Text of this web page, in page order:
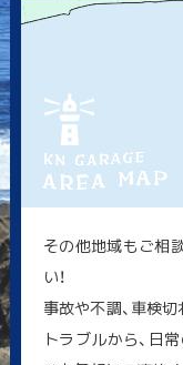
その他地域もご相
い！
事故や不調、車検
トラブルから、日